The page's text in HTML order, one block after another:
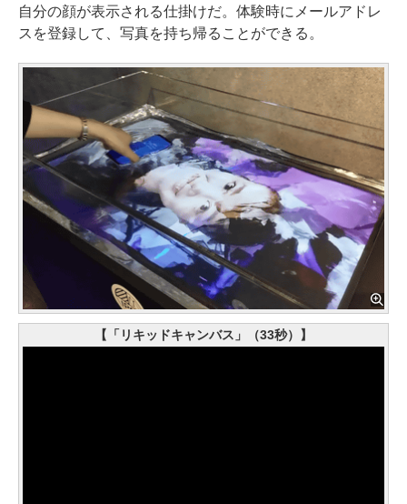
自分の顔が表示される仕掛けだ。体験時にメールアドレ
スを登録して、写真を持ち帰ることができる。
【「リキッドキャンバス」（33秒）】